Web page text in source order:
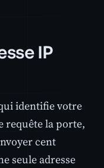
IP
identifie votre
requête la porte,
cent
seule adresse